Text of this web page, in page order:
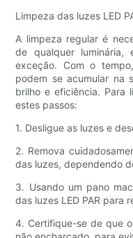
Limpeza das luzes LED
A limpeza regular é
de qualquer
exceção. Com o
podem se acumular na
brilho e eficiência. Para
estes passos:
1. Desligue as luzes e
2. Remova
das luzes, dependendo
3. Usando um pano
das luzes LED PAR para
4. Certifique-se de que